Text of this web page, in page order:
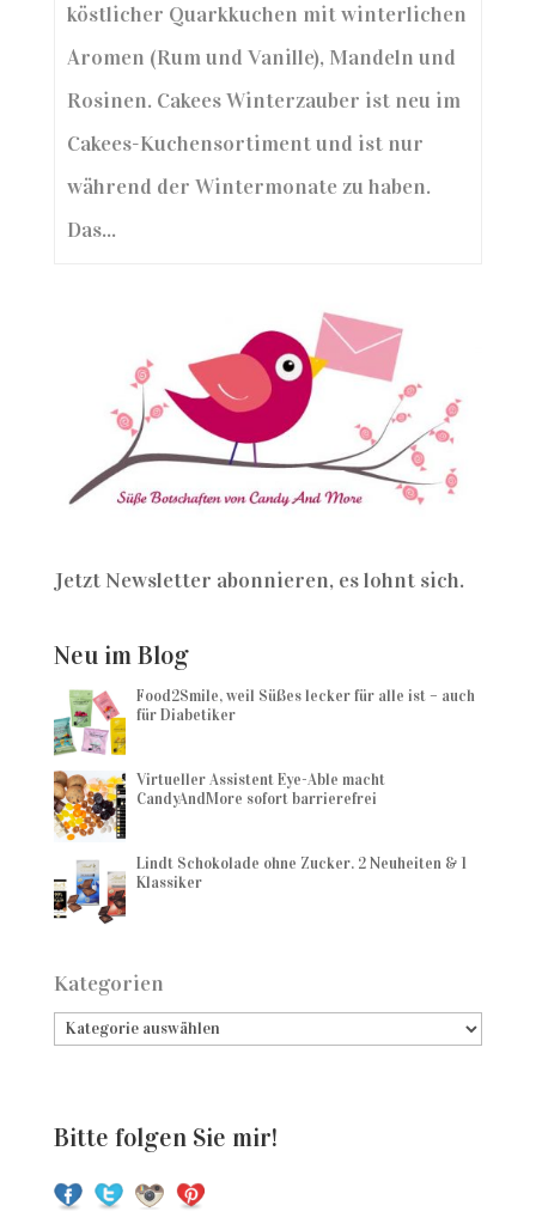
köstlicher Quarkkuchen mit winterlichen
Aromen (Rum und Vanille), Mandeln und
Rosinen. Cakees Winterzauber ist neu im
Cakees-Kuchensortiment und ist nur
während der Wintermonate zu haben.
Das...
Jetzt Newsletter abonnieren, es lohnt sich.
Neu im Blog
Food2Smile, weil Süßes lecker für alle ist – auch
für Diabetiker
Virtueller Assistent Eye-Able macht
CandyAndMore sofort barrierefrei
Lindt Schokolade ohne Zucker. 2 Neuheiten & 1
Klassiker
Kategorien
Bitte folgen Sie mir!